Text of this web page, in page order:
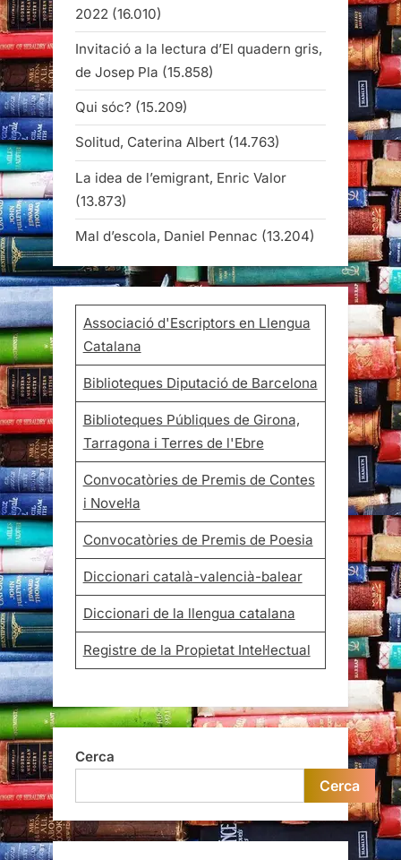
2022 (16.010)
Invitació a la lectura d’El quadern gris,
de Josep Pla (15.858)
Qui sóc? (15.209)
Solitud, Caterina Albert (14.763)
La idea de l’emigrant, Enric Valor
(13.873)
Mal d’escola, Daniel Pennac (13.204)
Associació d'Escriptors en Llengua
Catalana
Biblioteques Diputació de Barcelona
Biblioteques Públiques de Girona,
Tarragona i Terres de l'Ebre
Convocatòries de Premis de Contes
i Novel·la
Convocatòries de Premis de Poesia
Diccionari català-valencià-balear
Diccionari de la llengua catalana
Registre de la Propietat Intel·lectual
Cerca
Cerca